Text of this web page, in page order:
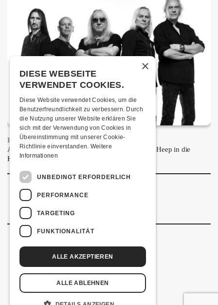
FRISCH BESTÄTIGT: URIAH HEEP
Am Sonntag, 15. November 2026 kommen Uriah Heep in die
Kulturfabrik Kofmehl!
Kulturfabrik Kofmehl
Kofmehlweg 1
+41 32 621 20 60
×
DIESE WEBSEITE
VERWENDET COOKIES.
Diese Website verwendet Cookies, um die
Benutzerfreundlichkeit zu verbessern. Durch
die Nutzung unserer Website erklären Sie
sich mit der Verwendung von Cookies in
Übereinstimmung mit unserer Cookie-
Richtlinie einverstanden. Weitere
Informationen
UNBEDINGT ERFORDERLICH
PERFORMANCE
TARGETING
FUNKTIONALITÄT
ALLE AKZEPTIEREN
ALLE ABLEHNEN